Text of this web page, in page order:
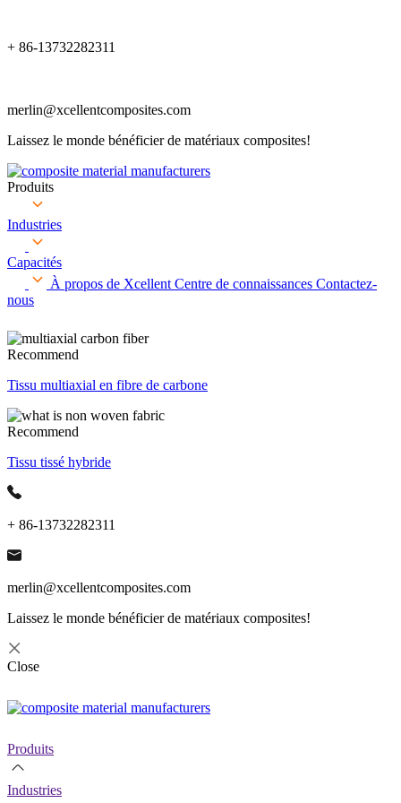
+ 86-13732282311
merlin@xcellentcomposites.com
Laissez le monde bénéficier de matériaux composites!
Produits
Industries
Capacités
À propos de Xcellent Centre de connaissances Contactez-
nous
Recommend
Tissu multiaxial en fibre de carbone
Recommend
Tissu tissé hybride
+ 86-13732282311
merlin@xcellentcomposites.com
Laissez le monde bénéficier de matériaux composites!
Close
Produits
Industries